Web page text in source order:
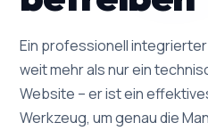
Ein professionell
weit mehr als nur ein
Website – er ist ein
Werkzeug, um genau die